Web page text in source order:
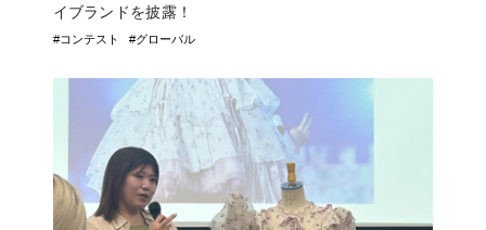
イブランドを披露！
#コンテスト #グローバル